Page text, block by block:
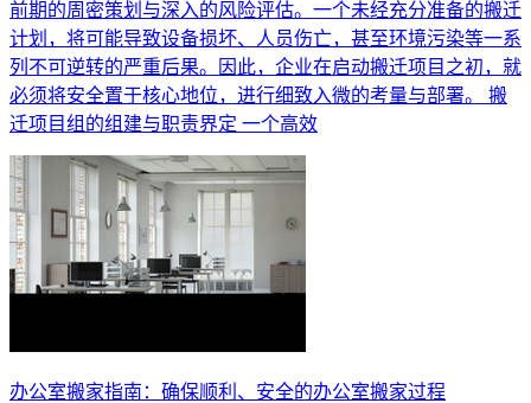
前期的周密策划与深入的风险评估。一个未经充分准备的搬迁
计划，将可能导致设备损坏、人员伤亡，甚至环境污染等一系
列不可逆转的严重后果。因此，企业在启动搬迁项目之初，就
必须将安全置于核心地位，进行细致入微的考量与部署。 搬
迁项目组的组建与职责界定 一个高效
办公室搬家指南：确保顺利、安全的办公室搬家过程